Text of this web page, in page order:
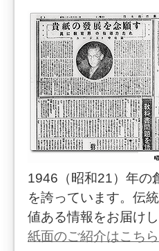
1946（昭和21）年の
を誇っています。伝
値ある情報をお届けし
紙面のご紹介はこちら